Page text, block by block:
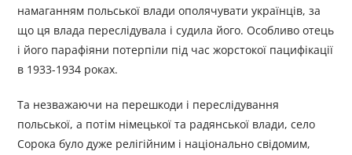
намаганням польської влади ополячувати українців, за
що ця влада переслідувала і судила його. Особливо отець
і його парафіяни потерпіли під час жорстокої пацифікації
в 1933-1934 роках.
Та незважаючи на перешкоди і переслідування
польської, а потім німецької та радянської влади, село
Сорока було дуже релігійним і національно свідомим,